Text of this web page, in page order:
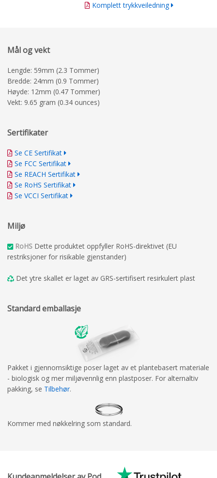
Komplett trykkveiledning
Mål og vekt
Lengde: 59mm (2.3 Tommer)
Bredde: 24mm (0.9 Tommer)
Høyde: 12mm (0.47 Tommer)
Vekt: 9.65 gram (0.34 ounces)
Sertifikater
Se CE Sertifikat
Se FCC Sertifikat
Se REACH Sertifikat
Se RoHS Sertifikat
Se VCCI Sertifikat
Miljø
RoHS Dette produktet oppfyller RoHS-direktivet (EU
restriksjoner for risikable gjenstander)
Det ytre skallet er laget av GRS-sertifisert resirkulert plast
Standard emballasje
Pakket i gjennomsiktige poser laget av et plantebasert materiale
- biologisk og mer miljøvennlig enn plastposer. For alternaltiv
pakking, se Tilbehør.
Kommer med nøkkelring som standard.